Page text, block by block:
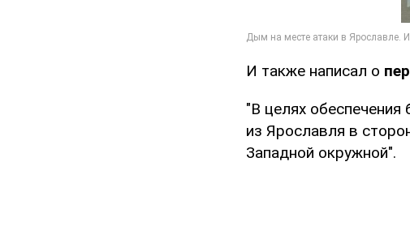
И также написал о
"В целях
из Ярославля в
Западной окружной".